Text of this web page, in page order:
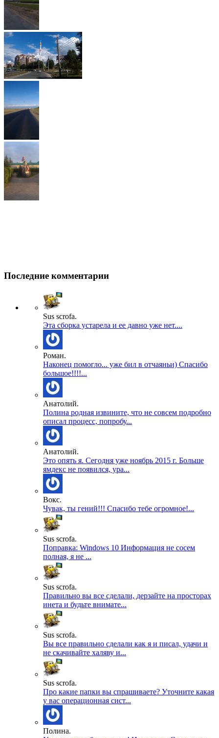
Последние комментарии
Sus scrofa.
Эта сборка устарела и ее давно уже нет....
Роман.
Наконец помогло... уже бил в отчаяньи) Спасибо
большое!!!!...
Анатолий.
Полина родная извините, что не совсем подробно
описал процесс, попробу...
Анатолий.
Это опять я. Сегодня уже ноябрь 2015 г. Больше
ямдекс не появился, ура...
Вокс.
Чувак, ты гений!!! Спасибо тебе огромное!...
Sus scrofa.
Поправка: Windows 10 Информация не сосем
полная, я не ...
Sus scrofa.
Правильно вы все сделали, дерзайте на просторах
инета и будьте внимате...
Sus scrofa.
Вы все правильно сделали как я и писал, удачи и
не скачивайте халяву и...
Sus scrofa.
Про какие папки вы спрашиваете? Уточните какая
у вас операционная сист...
Полина.